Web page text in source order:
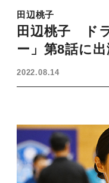
田辺桃子
田辺桃子 ド
ー」第8話に出
2022.08.14